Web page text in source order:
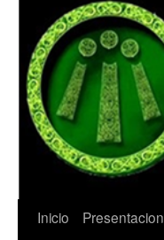
Saltar
Inicio Presentacion